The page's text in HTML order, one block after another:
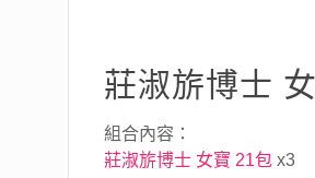
莊淑旂博士
組合內容：
莊淑旂博士 女寶 21包x3